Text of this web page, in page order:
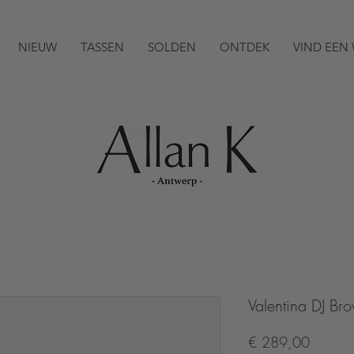
NIEUW TASSEN SOLDEN ONTDEK VIND EEN
Valentina DJ
€ 289,00Prijs